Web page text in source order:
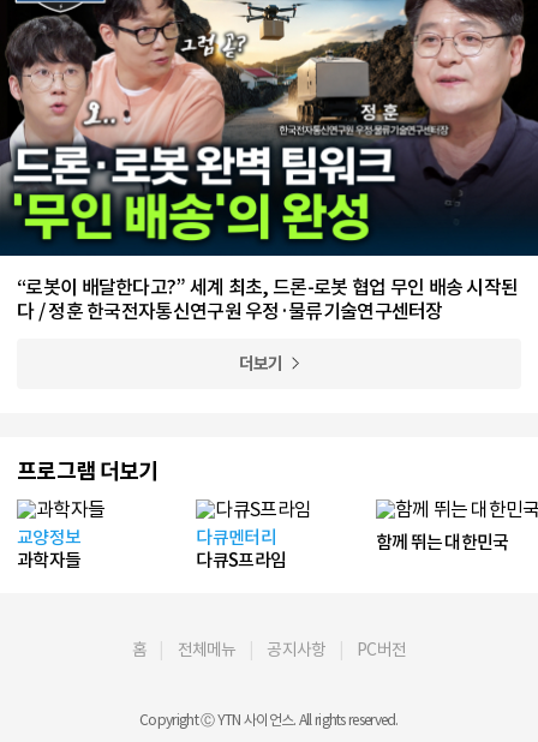
“로봇이 배달한다고?” 세계 최초, 드론-로봇 협업 무인 배송 시작된
다 / 정훈 한국전자통신연구원 우정·물류기술연구센터장
더보기
프로그램 더보기
교양정보
과학자들
다큐멘터리
다큐S프라임
함께 뛰는 대한민국
홈 전체메뉴 공지사항 PC버전
Copyright Ⓒ YTN 사이언스. All rights reserved.